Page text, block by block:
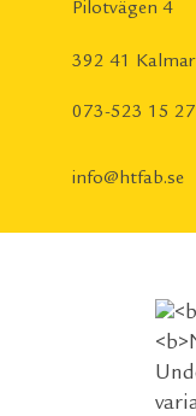
Pilotvägen 4
392 41 Kalmar
073-523 15 27
info@htfab.se